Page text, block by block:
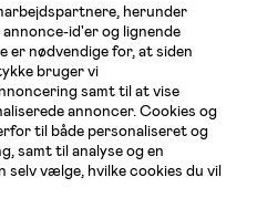
herunder
id'er og lignende
er nødvendige for, at siden
bruger vi
samt til at vise
annoncer. Cookies og
til både personaliseret og
samt til analyse og en
vælge, hvilke cookies du vil